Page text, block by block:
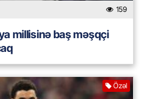
159
millisinə baş məşqçi
Özəl